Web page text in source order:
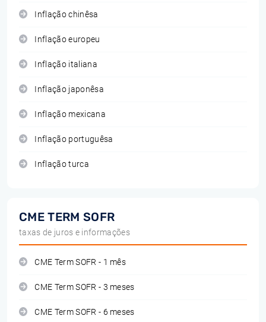
Inflação chinêsa
Inflação europeu
Inflação italiana
Inflação japonêsa
Inflação mexicana
Inflação portuguêsa
Inflação turca
CME TERM SOFR
taxas de juros e informações
CME Term SOFR - 1 mês
CME Term SOFR - 3 meses
CME Term SOFR - 6 meses